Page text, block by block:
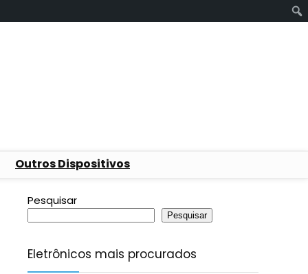
Outros Dispositivos
Pesquisar
Pesquisar
Eletrônicos mais procurados